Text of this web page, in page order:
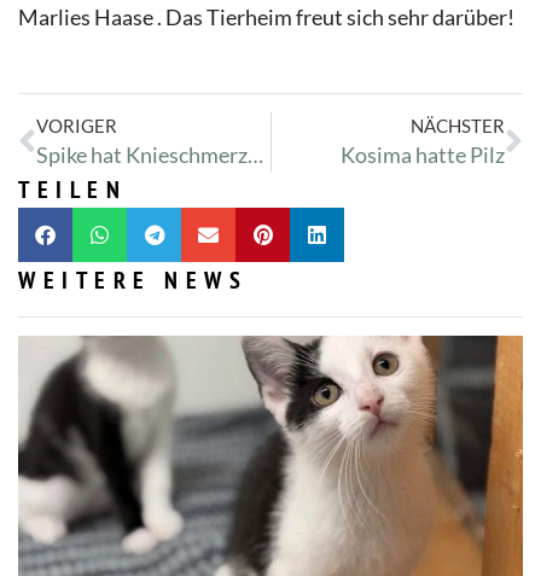
Marlies Haase . Das Tierheim freut sich sehr darüber!
VORIGER
Spike hat Knieschmerzen
NÄCHSTER
Kosima hatte Pilz
TEILEN
WEITERE NEWS